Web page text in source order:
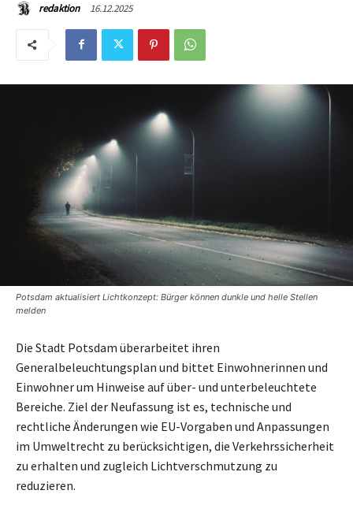
redaktion 16.12.2025
Potsdam aktualisiert Lichtkonzept: Bürger können dunkle und helle Stellen
melden
Die Stadt Potsdam überarbeitet ihren
Generalbeleuchtungsplan und bittet Einwohnerinnen und
Einwohner um Hinweise auf über- und unterbeleuchtete
Bereiche. Ziel der Neufassung ist es, technische und
rechtliche Änderungen wie EU-Vorgaben und Anpassungen
im Umweltrecht zu berücksichtigen, die Verkehrssicherheit
zu erhalten und zugleich Lichtverschmutzung zu
reduzieren.